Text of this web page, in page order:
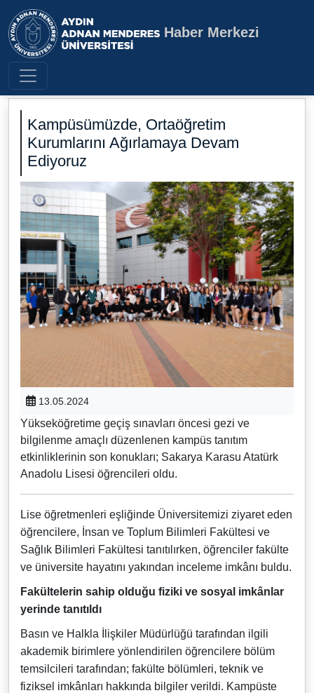
Aydın Adnan Menderes
Haber Merkezi
Kampüsümüzde, Ortaöğretim
Kurumlarını Ağırlamaya Devam
Ediyoruz
13.05.2024
Yükseköğretime geçiş sınavları öncesi gezi ve
bilgilenme amaçlı düzenlenen kampüs tanıtım
etkinliklerinin son konukları; Sakarya Karasu Atatürk
Anadolu Lisesi öğrencileri oldu.
Lise öğretmenleri eşliğinde Üniversitemizi ziyaret eden
öğrencilere, İnsan ve Toplum Bilimleri Fakültesi ve
Sağlık Bilimleri Fakültesi tanıtılırken, öğrenciler fakülte
ve üniversite hayatını yakından inceleme imkânı buldu.
Fakültelerin sahip olduğu fiziki ve sosyal imkânlar
yerinde tanıtıldı
Basın ve Halkla İlişkiler Müdürlüğü tarafından ilgili
akademik birimlere yönlendirilen öğrencilere bölüm
temsilcileri tarafından; fakülte bölümleri, teknik ve
fiziksel imkânları hakkında bilgiler verildi. Kampüste